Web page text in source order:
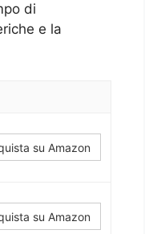
di
e la
su Amazon
su Amazon